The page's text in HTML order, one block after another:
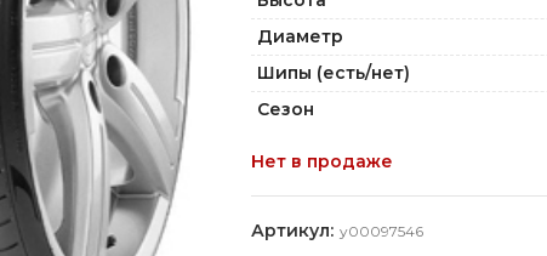
Диаметр
Шипы (есть/нет)
Сезон
Нет в продаже
Артикул: y00097546